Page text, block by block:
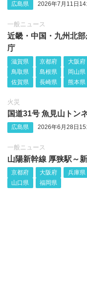
広島県 2026年7月11日
一般ニュース
近畿・中国・九州北
庁
滋賀県 京都府 大阪府
鳥取県
島根県 岡山県
佐賀県
長崎県 熊本県
火災
国道31号 魚見山トン
広島県 2026年6月28日
一般ニュース
山陽新幹線 厚狭駅～
京都府 大阪府 兵庫県
山口県
福岡県